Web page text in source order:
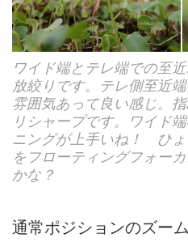
ワイド端とテレ端での至
放絞りです。テレ側至近
雰囲気あって良い感じ。
リシャープです。ワイド
ニングが上手いね！ ひょ
をフローティングフォー
かな？
通常ポジションのズー